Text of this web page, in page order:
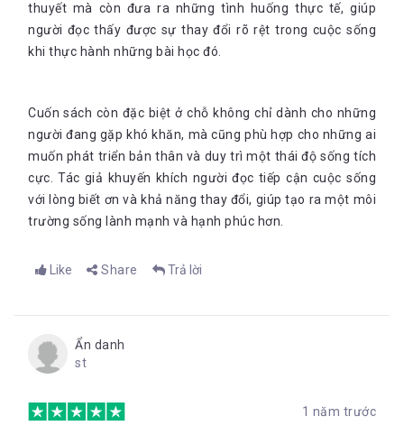
thuyết mà còn đưa ra những tình huống thực tế, giúp
người đọc thấy được sự thay đổi rõ rệt trong cuộc sống
khi thực hành những bài học đó.
Cuốn sách còn đặc biệt ở chỗ không chỉ dành cho những
người đang gặp khó khăn, mà cũng phù hợp cho những ai
muốn phát triển bản thân và duy trì một thái độ sống tích
cực. Tác giả khuyến khích người đọc tiếp cận cuộc sống
với lòng biết ơn và khả năng thay đổi, giúp tạo ra một môi
trường sống lành mạnh và hạnh phúc hơn.
Like Share Trả lời
Ẩn danh
st
1 năm trước